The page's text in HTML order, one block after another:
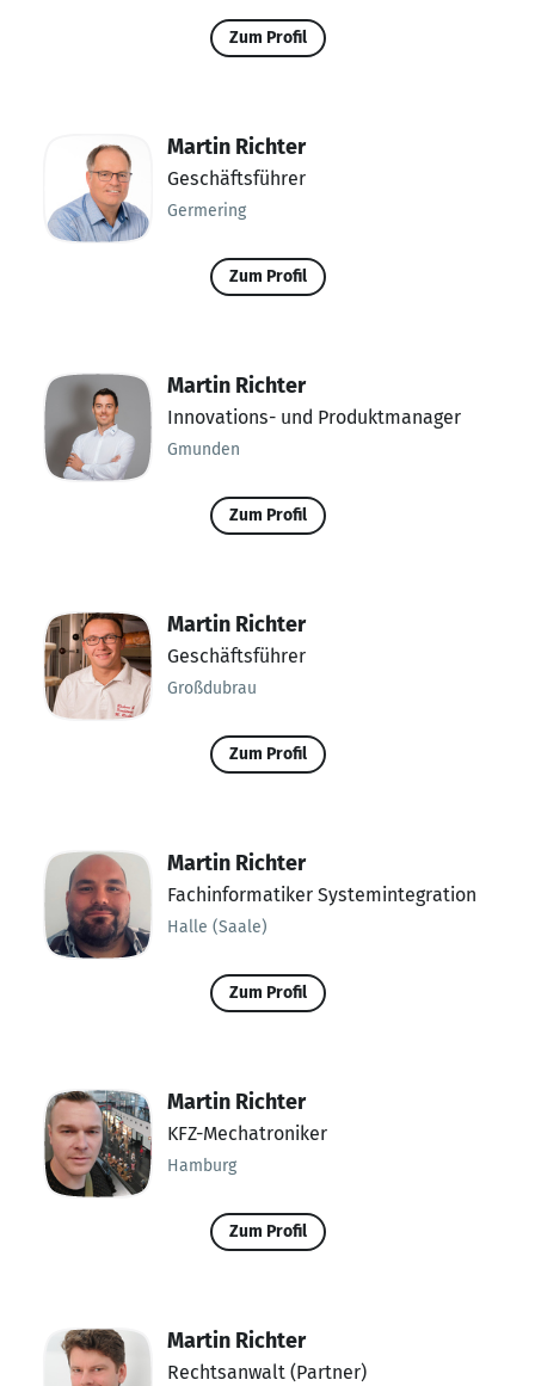
Zum Profil
Martin Richter
Geschäftsführer
Germering
Zum Profil
Martin Richter
Innovations- und Produktmanager
Gmunden
Zum Profil
Martin Richter
Geschäftsführer
Großdubrau
Zum Profil
Martin Richter
Fachinformatiker Systemintegration
Halle (Saale)
Zum Profil
Martin Richter
KFZ-Mechatroniker
Hamburg
Zum Profil
Martin Richter
Rechtsanwalt (Partner)